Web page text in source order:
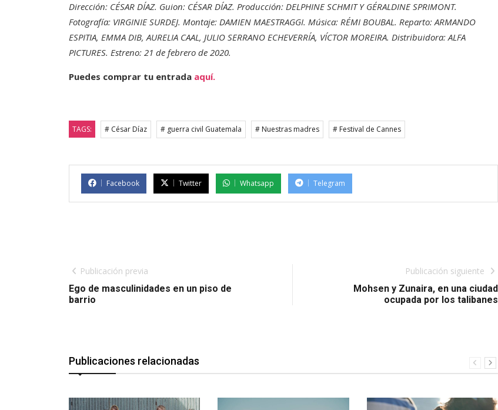
Dirección: CÉSAR DÍAZ. Guion: CÉSAR DÍAZ. Producción: DELPHINE SCHMIT Y GÉRALDINE SPRIMONT.
Fotografía: VIRGINIE SURDEJ. Montaje: DAMIEN MAESTRAGGI. Música: RÉMI BOUBAL. Reparto: ARMANDO
ESPITIA, EMMA DIB, AURELIA CAAL, JULIO SERRANO ECHEVERRÍA, VÍCTOR MOREIRA. Distribuidora: ALFA
PICTURES. Estreno: 21 de febrero de 2020.
Puedes comprar tu entrada aquí.
TAGS: # César Díaz # guerra civil Guatemala # Nuestras madres # Festival de Cannes
Facebook Twitter Whatsapp Telegram
Publicación previa
Ego de masculinidades en un piso de
barrio
Publicación siguiente
Mohsen y Zunaira, en una ciudad
ocupada por los talibanes
Publicaciones relacionadas